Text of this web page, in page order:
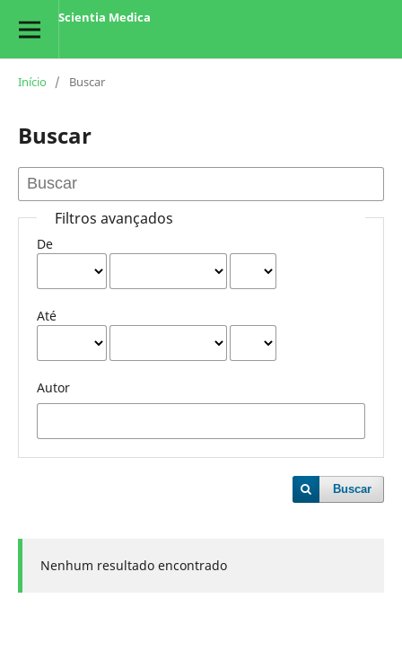
Scientia Medica
Início / Buscar
Buscar
Filtros avançados
De
Até
Autor
Buscar
Nenhum resultado encontrado